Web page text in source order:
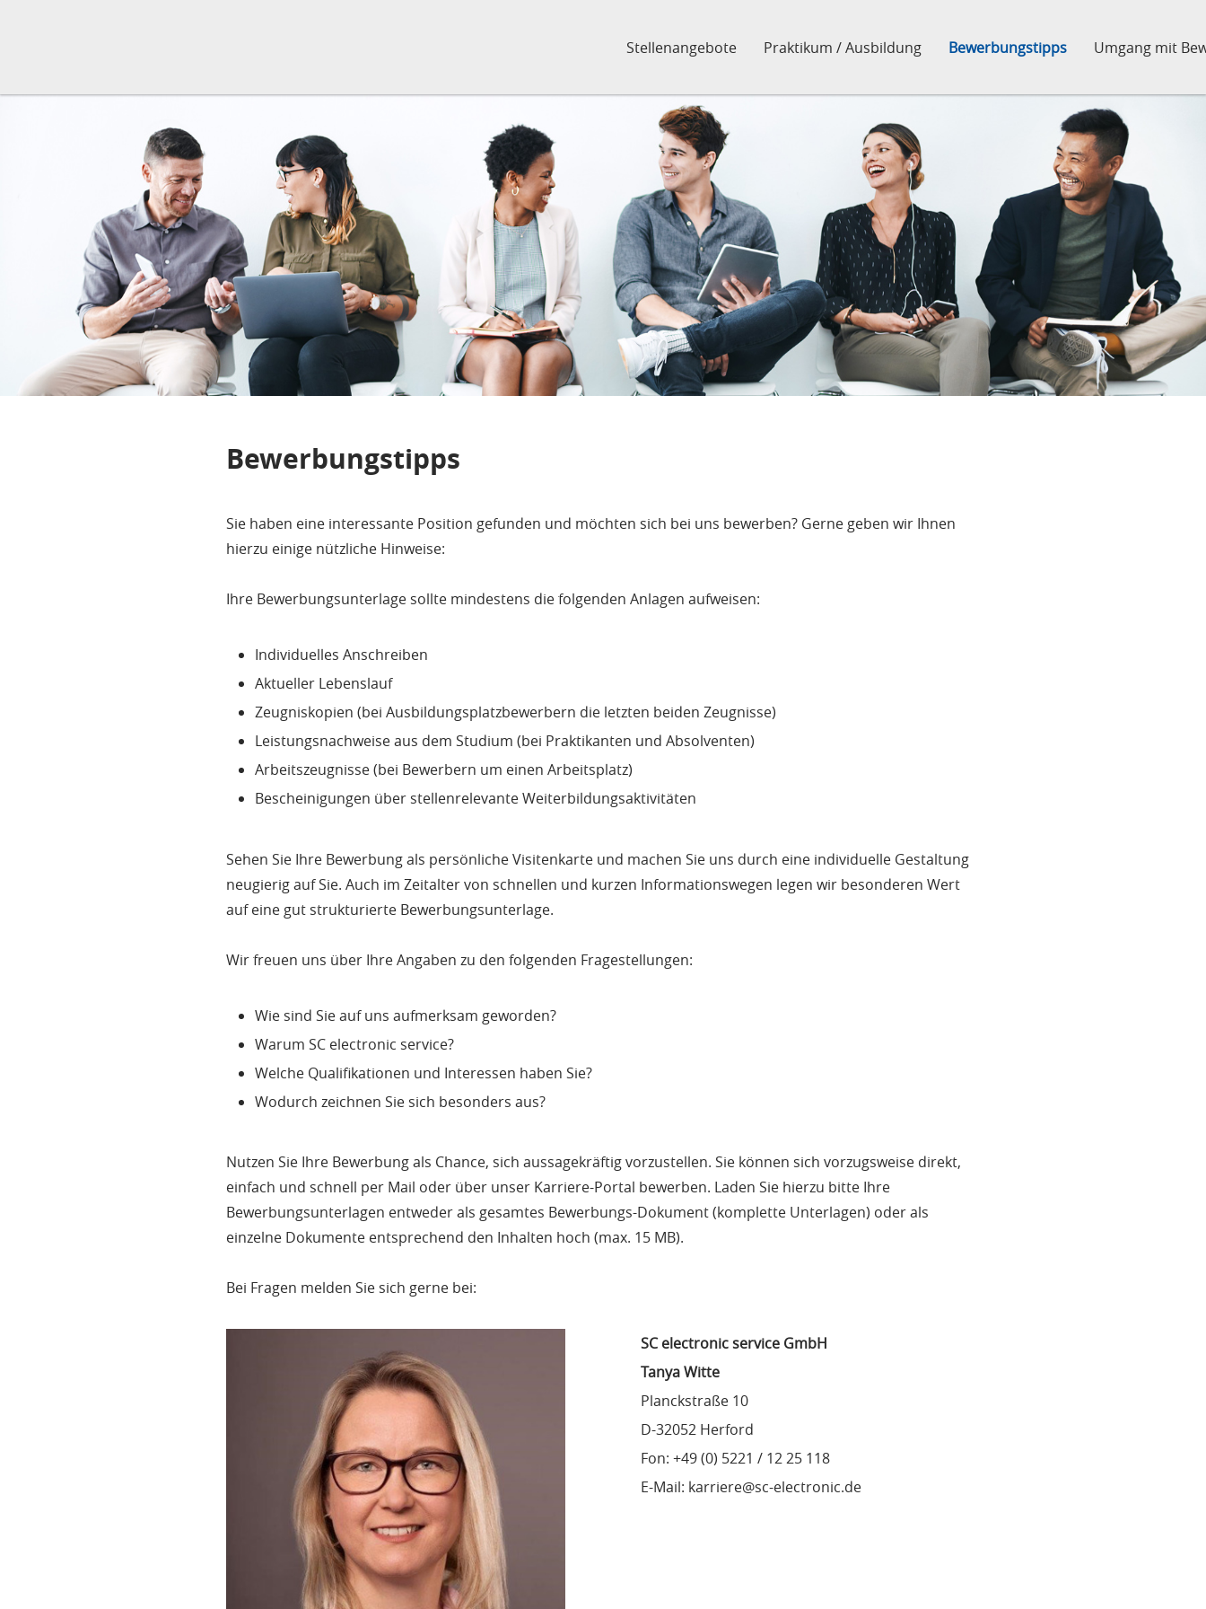
Stellenangebote Praktikum / Ausbildung Bewerbungstipps Umgang mit
Bewerbungstipps
Sie haben eine interessante Position gefunden und möchten sich bei uns bewerben? Gerne geben wir Ihnen
hierzu einige nützliche Hinweise:
Ihre Bewerbungsunterlage sollte mindestens die folgenden Anlagen aufweisen:
Individuelles Anschreiben
Aktueller Lebenslauf
Zeugniskopien (bei Ausbildungsplatzbewerbern die letzten beiden Zeugnisse)
Leistungsnachweise aus dem Studium (bei Praktikanten und Absolventen)
Arbeitszeugnisse (bei Bewerbern um einen Arbeitsplatz)
Bescheinigungen über stellenrelevante Weiterbildungsaktivitäten
Sehen Sie Ihre Bewerbung als persönliche Visitenkarte und machen Sie uns durch eine individuelle Gestaltung
neugierig auf Sie. Auch im Zeitalter von schnellen und kurzen Informationswegen legen wir besonderen Wert
auf eine gut strukturierte Bewerbungsunterlage.
Wir freuen uns über Ihre Angaben zu den folgenden Fragestellungen:
Wie sind Sie auf uns aufmerksam geworden?
Warum SC electronic service?
Welche Qualifikationen und Interessen haben Sie?
Wodurch zeichnen Sie sich besonders aus?
Nutzen Sie Ihre Bewerbung als Chance, sich aussagekräftig vorzustellen. Sie können sich vorzugsweise direkt,
einfach und schnell per Mail oder über unser Karriere-Portal bewerben. Laden Sie hierzu bitte Ihre
Bewerbungsunterlagen entweder als gesamtes Bewerbungs-Dokument (komplette Unterlagen) oder als
einzelne Dokumente entsprechend den Inhalten hoch (max. 15 MB).
Bei Fragen melden Sie sich gerne bei:
SC electronic service GmbH
Tanya Witte
Planckstraße 10
D-32052 Herford
Fon: +49 (0) 5221 / 12 25 118
E-Mail: karriere@sc-electronic.de